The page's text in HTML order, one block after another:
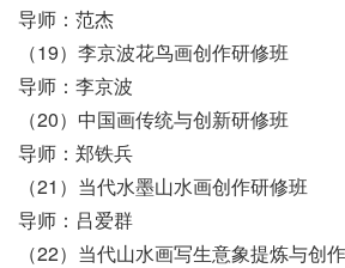
导师：范杰
（19）李京波花鸟画创作研修班
导师：李京波
（20）中国画传统与创新研修班
导师：郑铁兵
（21）当代水墨山水画创作研修班
导师：吕爱群
（22）当代山水画写生意象提炼与创